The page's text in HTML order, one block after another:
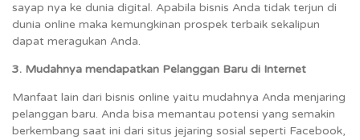
sayap nya ke dunia digital. Apabila bisnis Anda tidak terjun di
dunia online maka kemungkinan prospek terbaik sekalipun
dapat meragukan Anda.
3. Mudahnya mendapatkan Pelanggan Baru di Internet
Manfaat lain dari bisnis online yaitu mudahnya Anda menjaring
pelanggan baru. Anda bisa memantau potensi yang semakin
berkembang saat ini dari situs jejaring sosial seperti Facebook,